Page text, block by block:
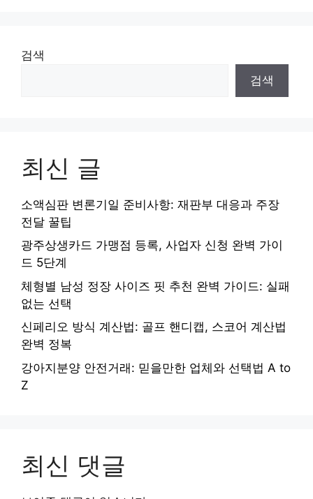
검색
검색
최신 글
소액심판 변론기일 준비사항: 재판부 대응과 주장
전달 꿀팁
광주상생카드 가맹점 등록, 사업자 신청 완벽 가이
드 5단계
체형별 남성 정장 사이즈 핏 추천 완벽 가이드: 실패
없는 선택
신페리오 방식 계산법: 골프 핸디캡, 스코어 계산법
완벽 정복
강아지분양 안전거래: 믿을만한 업체와 선택법 A to
Z
최신 댓글